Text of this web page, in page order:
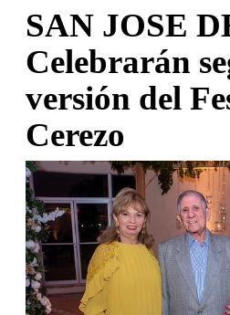
SAN JOSE
Celebrarán
versión del
Cerezo